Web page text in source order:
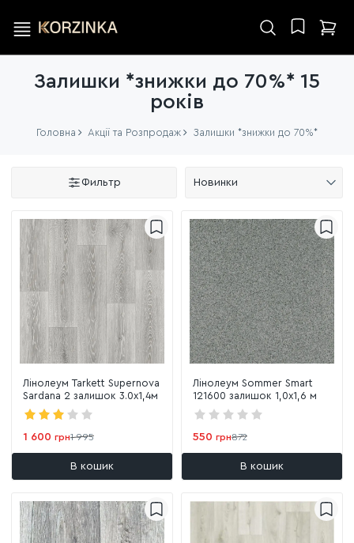
Залишки *знижки до 70%* 15
років
Головна Акції та Розпродаж Залишки *знижки до 70%*
Фильтр Новинки
Лінолеум Tarkett Supernova
Sardana 2 залишок 3.0х1,4м
1 600 грн1 995
В кошик
Лінолеум Sommer Smart
121600 залишок 1,0х1,6 м
550 грн872
В кошик